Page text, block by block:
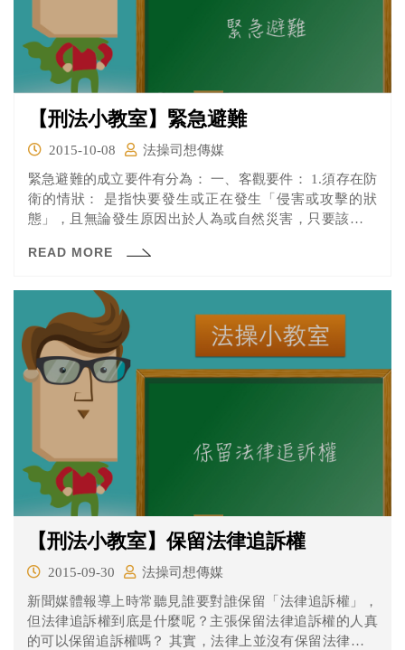
【刑法小教室】緊急避難
2015-10-08
法操司想傳媒
緊急避難的成立要件有分為： 一、客觀要件： 1.須存在防
衛的情狀： 是指快要發生或正在發生「侵害或攻擊的狀
態」，且無論發生原因出於人為或自然災害，只要該行為
2.防衛行為，須不過當： 防衛行為所要保護的目的與所施
行為，保全的利益大過於犧牲的利益，即為「不過當」。
READ MORE
【刑法小教室】保留法律追訴權
2015-09-30
法操司想傳媒
新聞媒體報導上時常聽見誰要對誰保留「法律追訴權」，
但法律追訴權到底是什麼呢？主張保留法律追訴權的人真
的可以保留追訴權嗎？ 其實，法律上並沒有保留法律追訴